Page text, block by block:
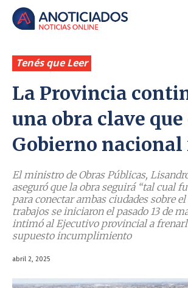
Tenés que Leer
La Provincia
una obra clave que
Gobierno nacional
El ministro de Obras Públicas,
aseguró que la obra seguirá “tal cual
para conectar ambas ciudades sobre
trabajos se iniciaron el pasado 13 de
intimó al Ejecutivo provincial a
supuesto incumplimiento
abril 2, 2025